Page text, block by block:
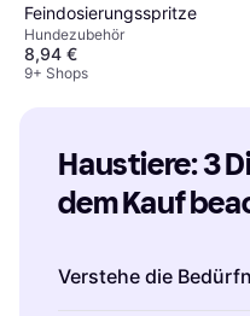
Feindosierungsspritze
Hundezubehör
8,94 €
9+ Shops
Haustiere: 3
dem Kauf
Verstehe die